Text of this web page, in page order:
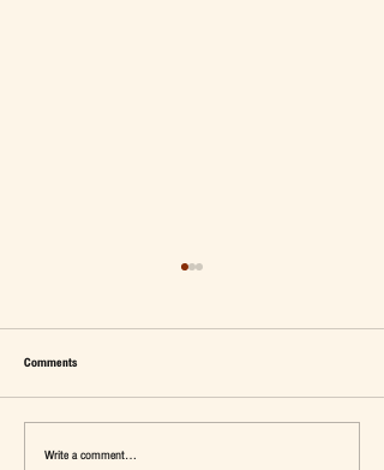
เมื่อ Self-concept ถูกเติมเต็ม Fashion อาจ
Comments
Write a comment...